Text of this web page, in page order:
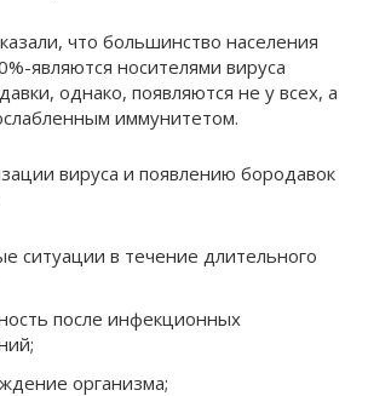
что большинство населения
являются носителями вируса
однако, появляются не у всех, а
иммунитетом.
вируса и появлению бородавок
ситуации в течение длительного
после инфекционных
организма;